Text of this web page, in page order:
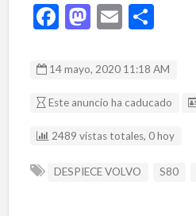
F
e
b
o
k
M
to
d
n
E
ai
l
C
m
p
ti
r
14 mayo, 2020 11:18 AM
Este anuncio ha caducado
2489 vistas totales, 0 hoy
DESPIECE VOLVO S80